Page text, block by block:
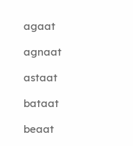
agaat
agnaat
astaat
bataat
beaat